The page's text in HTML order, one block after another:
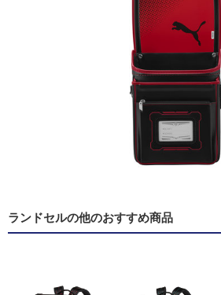
ランドセルの他のおすすめ商品